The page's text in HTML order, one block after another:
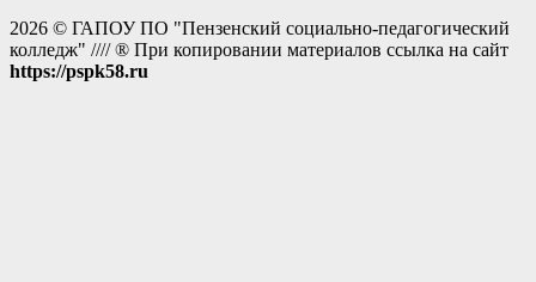
2026 © ГАПОУ ПО "Пензенский социально-педагогический
колледж" //// ® При копировании материалов ссылка на сайт
https://pspk58.ru